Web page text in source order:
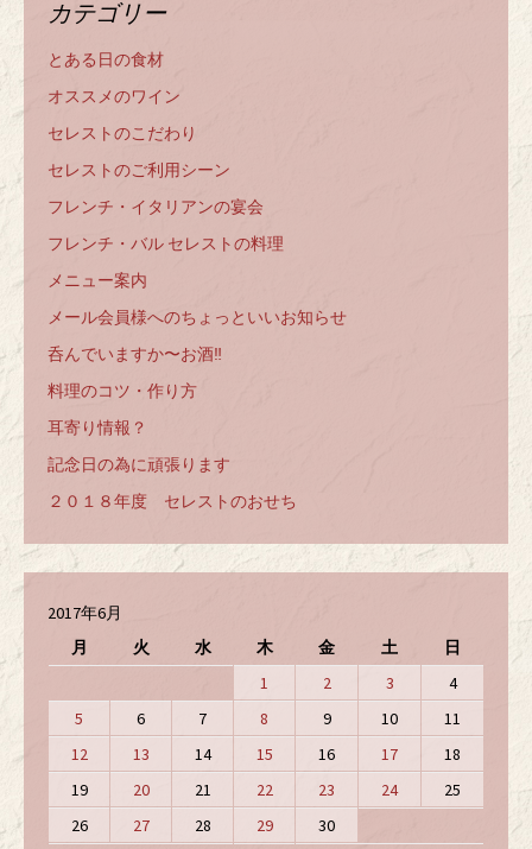
カテゴリー
とある日の食材
オススメのワイン
セレストのこだわり
セレストのご利用シーン
フレンチ・イタリアンの宴会
フレンチ・バル セレストの料理
メニュー案内
メール会員様へのちょっといいお知らせ
呑んでいますか〜お酒‼️
料理のコツ・作り方
耳寄り情報？
記念日の為に頑張ります
２０１８年度 セレストのおせち
2017年6月
月
火 水 木 金 土 日
1 2 3
4
5
6 7 8 9 10
11
12
13 14 15 16 17
18
19
20 21 22 23 24
25
26
27 28 29 30